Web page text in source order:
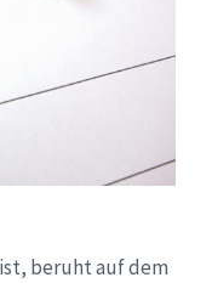
beruht auf dem